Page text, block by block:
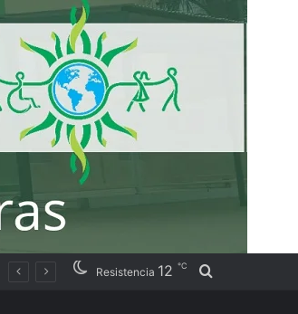
Resistencia 12 ℃ Buscar por